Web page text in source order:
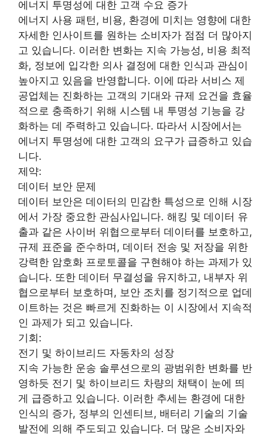
에너지 투명성에 대한 고객 수요 증가
에너지 사용 패턴, 비용, 환경에 미치는 영향에 대한
자세한 인사이트를 원하는 소비자가 점점 더 많아지
고 있습니다. 이러한 변화는 지속 가능성, 비용 최적
화, 정보에 입각한 의사 결정에 대한 인식과 관심이
높아지고 있음을 반영합니다. 이에 따라 서비스 제
공업체는 진화하는 고객의 기대와 규제 요건을 효율
적으로 충족하기 위해 시스템 내 투명성 기능을 강
화하는 데 주력하고 있습니다. 따라서 시장에서는
에너지 투명성에 대한 고객의 요구가 급증하고 있습
니다.
제약:
데이터 보안 문제
데이터 보안은 데이터의 민감한 특성으로 인해 시장
에서 가장 중요한 관심사입니다. 해킹 및 데이터 유
출과 같은 사이버 위협으로부터 데이터를 보호하고,
규제 표준을 준수하며, 데이터 전송 및 저장을 위한
강력한 암호화 프로토콜을 구현해야 하는 과제가 있
습니다. 또한 데이터 무결성을 유지하고, 내부자 위
협으로부터 보호하며, 보안 조치를 정기적으로 업데
이트하는 것은 빠르게 진화하는 이 시장에서 지속적
인 과제가 되고 있습니다.
기회:
전기 및 하이브리드 자동차의 성장
지속 가능한 운송 솔루션으로의 광범위한 변화를 반
영하듯 전기 및 하이브리드 차량의 채택이 눈에 띄
게 급증하고 있습니다. 이러한 추세는 환경에 대한
인식의 증가, 정부의 인센티브, 배터리 기술의 기술
발전에 의해 주도되고 있습니다. 더 많은 소비자와